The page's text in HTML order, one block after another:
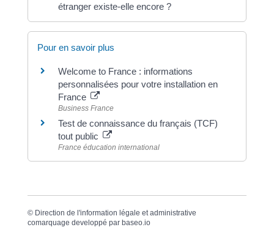
étranger existe-elle encore ?
Pour en savoir plus
Welcome to France : informations
personnalisées pour votre installation en
France
Business France
Test de connaissance du français (TCF)
tout public
France éducation international
© Direction de l'information légale et administrative
comarquage developpé par baseo.io